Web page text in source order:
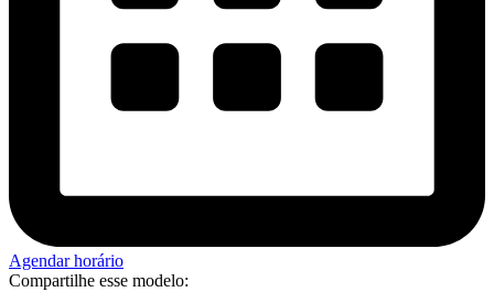
Agendar horário
Compartilhe esse modelo: